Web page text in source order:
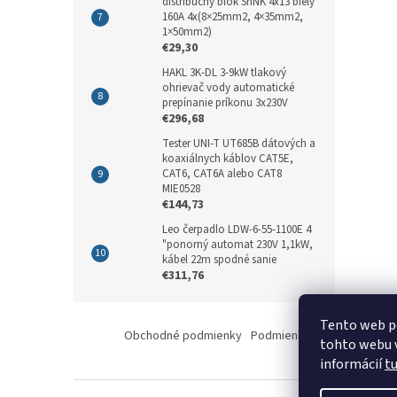
Tento web
tohto webu
informáciítu
160A 4x(8×25mm2, 4×35mm2,
1×50mm2)
€29,30
HAKL 3K-DL 3-9kW tlakový
ohrievač vody automatické
prepínanie príkonu 3x230V
€296,68
Tester UNI-T UT685B dátových a
koaxiálnych káblov CAT5E,
CAT6, CAT6A alebo CAT8
MIE0528
€144,73
Leo čerpadlo LDW-6-55-1100E 4
"ponorný automat 230V 1,1kW,
kábel 22m spodné sanie
€311,76
Obchodné podmienky Podmienky ochrany